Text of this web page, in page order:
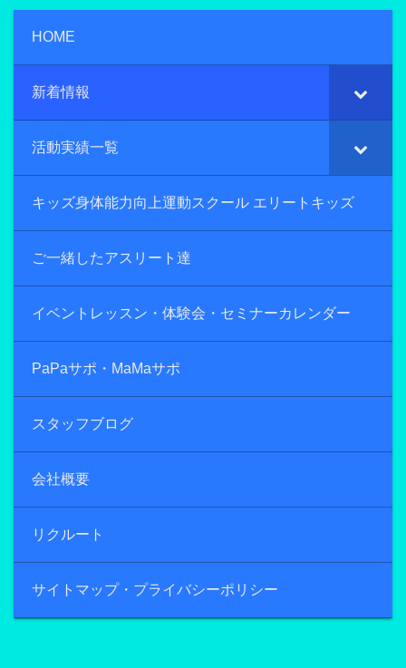
HOME
新着情報
活動実績一覧
キッズ身体能力向上運動スクール エリートキッズ
ご一緒したアスリート達
イベントレッスン・体験会・セミナーカレンダー
PaPaサポ・MaMaサポ
スタッフブログ
会社概要
リクルート
サイトマップ・プライバシーポリシー